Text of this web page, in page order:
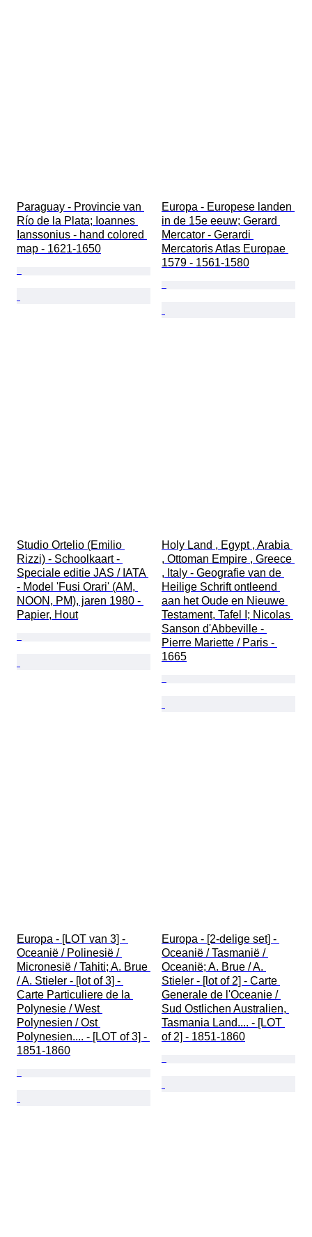
Paraguay - Provincie van
Río de la Plata; Ioannes
Ianssonius - hand colored
map - 1621-1650
Europa - Europese landen
in de 15e eeuw; Gerard
Mercator - Gerardi
Mercatoris Atlas Europae
1579 - 1561-1580
Studio Ortelio (Emilio
Rizzi) - Schoolkaart -
Speciale editie JAS / IATA
- Model 'Fusi Orari' (AM,
NOON, PM), jaren 1980 -
Papier, Hout
Holy Land , Egypt , Arabia
, Ottoman Empire , Greece
, Italy - Geografie van de
Heilige Schrift ontleend
aan het Oude en Nieuwe
Testament, Tafel I; Nicolas
Sanson d'Abbeville -
Pierre Mariette / Paris -
1665
Europa - [LOT van 3] -
Oceanië / Polinesië /
Micronesië / Tahiti; A. Brue
/ A. Stieler - [lot of 3] -
Carte Particuliere de la
Polynesie / West
Polynesien / Ost
Polynesien.... - [LOT of 3] -
1851-1860
Europa - [2-delige set] -
Oceanië / Tasmanië /
Oceanië; A. Brue / A.
Stieler - [lot of 2] - Carte
Generale de l'Oceanie /
Sud Ostlichen Australien,
Tasmania Land.... - [LOT
of 2] - 1851-1860